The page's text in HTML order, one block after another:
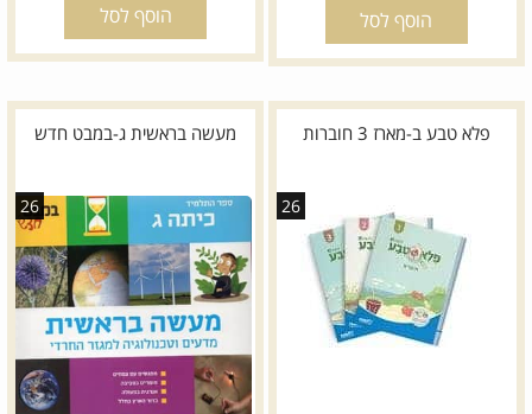
הוסף לסל
הוסף לסל
פלא טבע ב-מארז 3 חוברות
26
מעשה בראשית ג-במבט חדש
26